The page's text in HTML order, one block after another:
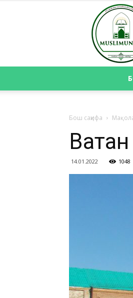
Бош саҳифа
14.01.2022 1048